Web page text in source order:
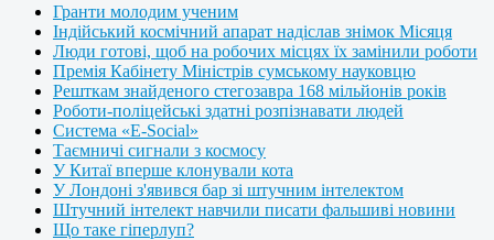
Гранти молодим ученим
Індійський космічний апарат надіслав знімок Місяця
Люди готові, щоб на робочих місцях їх замінили роботи
Премія Кабінету Міністрів сумському науковцю
Решткам знайденого стегозавра 168 мільйонів років
Роботи-поліцейські здатні розпізнавати людей
Система «E-Social»
Таємничі сигнали з космосу
У Китаї вперше клонували кота
У Лондоні з'явився бар зі штучним інтелектом
Штучний інтелект навчили писати фальшиві новини
Що таке гіперлуп?